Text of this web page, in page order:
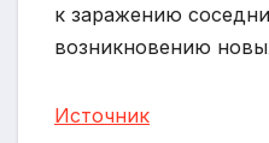
к заражению
возникновению
Источник